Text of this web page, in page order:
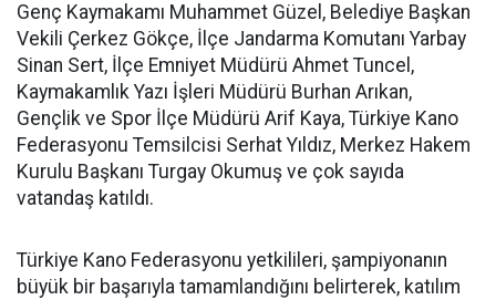
Genç Kaymakamı Muhammet Güzel, Belediye Başkan
Vekili Çerkez Gökçe, İlçe Jandarma Komutanı Yarbay
Sinan Sert, İlçe Emniyet Müdürü Ahmet Tuncel,
Kaymakamlık Yazı İşleri Müdürü Burhan Arıkan,
Gençlik ve Spor İlçe Müdürü Arif Kaya, Türkiye Kano
Federasyonu Temsilcisi Serhat Yıldız, Merkez Hakem
Kurulu Başkanı Turgay Okumuş ve çok sayıda
vatandaş katıldı.
Türkiye Kano Federasyonu yetkilileri, şampiyonanın
büyük bir başarıyla tamamlandığını belirterek, katılım